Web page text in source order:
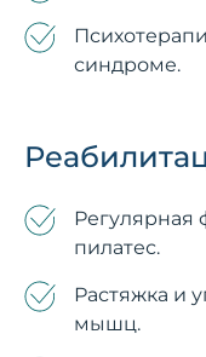
синдроме.
Регулярная
пилатес.
Растяжка и
мышц.